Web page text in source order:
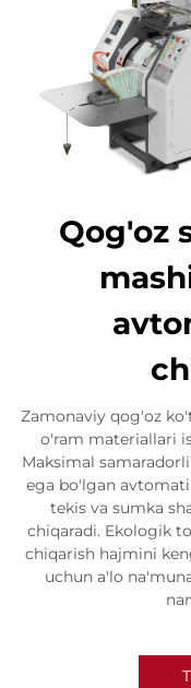
Yangiliklar
Bog'lanish
Qog'oz
Zamonaviy qog'oz
o'ram materiallari
Maksimal
ega bo'lgan
tekis va sumka
chiqaradi. Ekologik
chiqarish hajmini
uchun a'lo